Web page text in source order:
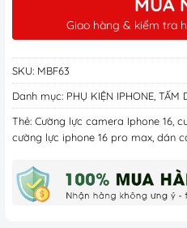
Giao hàng & kiểm tra
SKU: MBF63
Danh mục: PHỤ KIỆN IPHONE TẤM
Thẻ: Cường lực camera Iphone 16
cường lực iphone 16 pro max dán